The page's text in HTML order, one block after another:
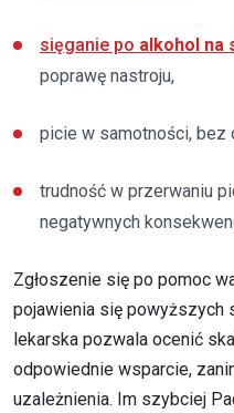
sięganie po alkohol na
poprawę nastroju,
picie w samotności, bez
trudność w przerwaniu
negatywnych
Zgłoszenie się po pomoc
pojawienia się powyższych
lekarska pozwala ocenić
odpowiednie wsparcie,
uzależnienia. Im szybciej